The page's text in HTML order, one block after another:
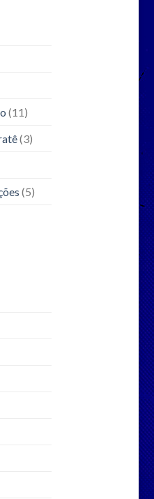
(11)
(3)
(5)